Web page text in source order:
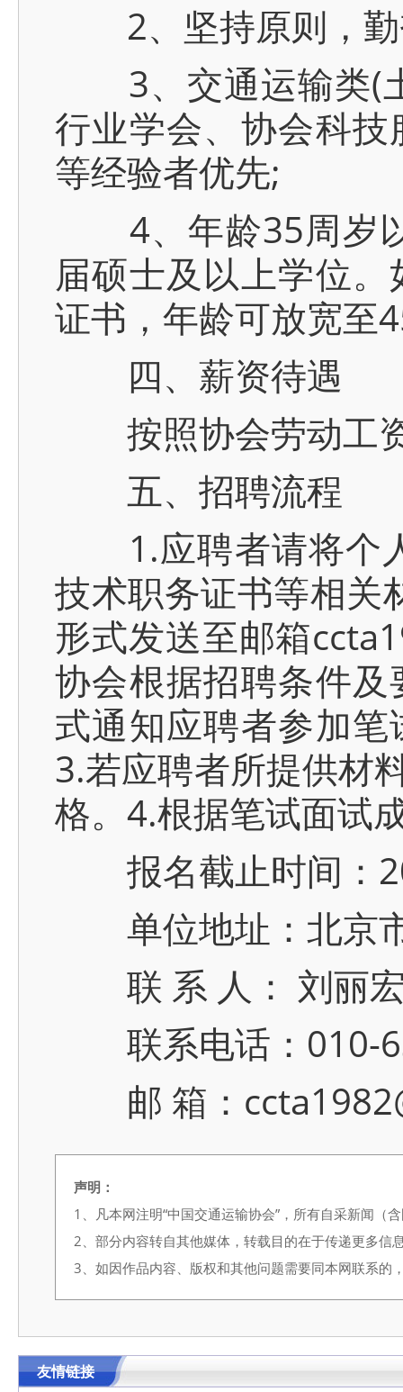
2、坚持原则，勤
3、交通运输类(土
行业学会、协会科
等经验者优先;
4、年龄35周岁以
届硕士及以上学位
证书，年龄可放宽至
四、薪资待遇
按照协会劳动工
五、招聘流程
1.应聘者请将个人
技术职务证书等相关
形式发送至邮箱
协会根据招聘条件
式通知应聘者参加
3.若应聘者所提供材
格。4.根据笔试面试
报名截止时间：
单位地址：北京市
联 系 人： 刘丽
联系电话：010-
邮 箱：
声明：
1、凡本网注明“中国交通运输协会”，所有自采新闻（
2、部分内容转自其他媒体，转载目的在于传递更多信
3、如因作品内容、版权和其他问题需要同本网联系
友情链接